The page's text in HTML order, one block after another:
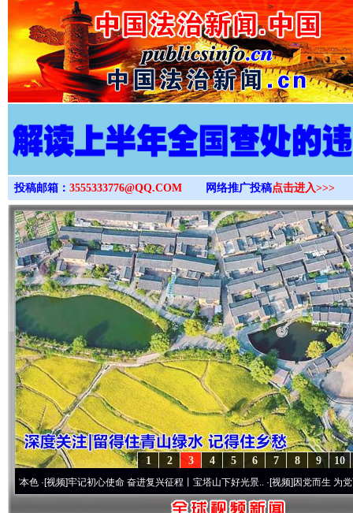
>
投稿邮箱： 3555333776@QQ.COM 网络推广投稿点击进入>>>
10
9
8
7
6
5
4
3
2
1
牢记初心使命 奋进复兴征程丨宝塔山下好光景..·[视频]因党而生 为党而战——百